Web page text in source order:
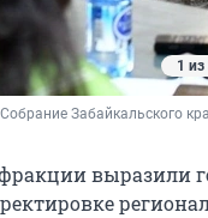
1 из
Забайкальского
выразили